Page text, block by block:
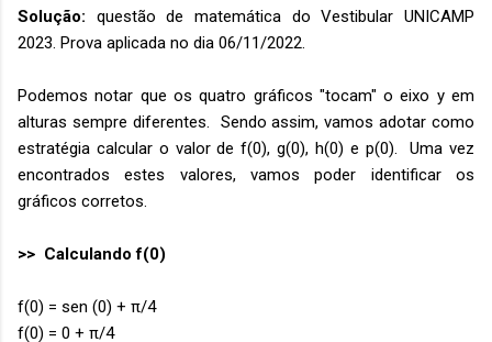
Solução: questão de matemática do Vestibular UNICAMP
2023. Prova aplicada no dia 06/11/2022.
Podemos notar que os quatro gráficos "tocam" o eixo y em
alturas sempre diferentes. Sendo assim, vamos adotar como
estratégia calcular o valor de f(0), g(0), h(0) e p(0). Uma vez
encontrados estes valores, vamos poder identificar os
gráficos corretos.
>> Calculando f(0)
f(0) = sen (0) + π/4
f(0) = 0 + π/4